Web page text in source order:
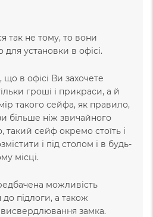
так не тому, то вони
установки в офісі.
в офісі Ви захочете
гроші і прикраси, а й
такого сейфа, як правило,
більше ніж звичайного
такий сейф окремо стоїть і
і під столом і в будь-
місці.
можливість
підлоги, а також
висвердлювання замка.